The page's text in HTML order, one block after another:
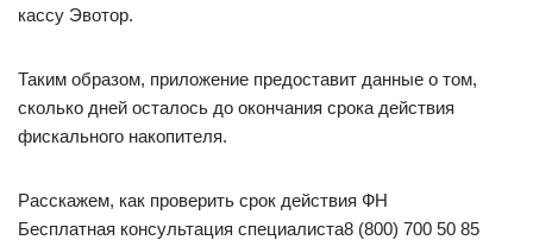
кассу Эвотор.
Таким образом, приложение предоставит данные о том,
сколько дней осталось до окончания срока действия
фискального накопителя.
Расскажем, как проверить срок действия ФН
Бесплатная консультация специалиста8 (800) 700 50 85